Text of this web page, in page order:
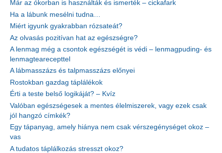
Már az ókorban is használták és ismerték – cickafark
Ha a lábunk mesélni tudna…
Miért igyunk gyakrabban rózsateát?
Az olvasás pozitívan hat az egészségre?
A lenmag még a csontok egészségét is védi – lenmagpuding- és
lenmagtearecepttel
A lábmasszázs és talpmasszázs előnyei
Rostokban gazdag táplálékok
Érti a teste belső logikáját? – Kvíz
Valóban egészségesek a mentes élelmiszerek, vagy ezek csak
jól hangzó címkék?
Egy tápanyag, amely hiánya nem csak vérszegénységet okoz –
vas
A tudatos táplálkozás stresszt okoz?